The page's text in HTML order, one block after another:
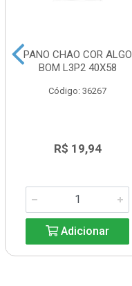
PANO CHAO COR ALGO
BOM L3P2 40X58
Código: 36267
R$ 19,94
Adicionar